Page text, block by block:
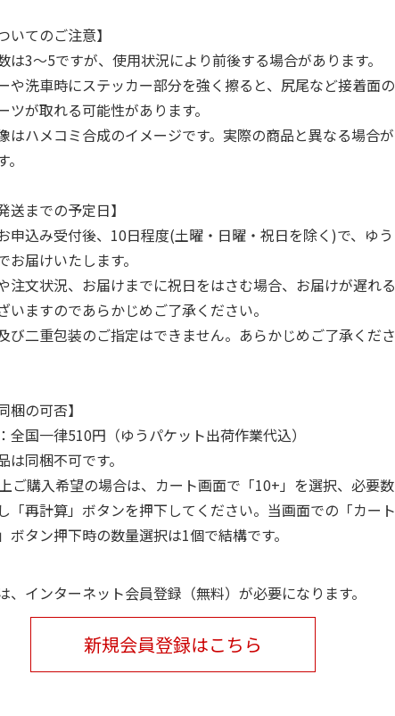
いてのご注意】
は3～5ですが、使用状況により前後する場合があります。
や洗車時にステッカー部分を強く擦ると、尻尾など接着面の
ツが取れる可能性があります。
はハメコミ合成のイメージです。実際の商品と異なる場合が
送までの予定日】
申込み受付後、10日程度(土曜・日曜・祝日を除く)で、ゆう
お届けいたします。
文状況、お届けまでに祝日をはさむ場合、お届けが遅れる
いますのであらかじめご了承ください。
び二重包装のご指定はできません。あらかじめご了承くださ
梱の可否】
全国一律510円（ゆうパケット出荷作業代込）
は同梱不可です。
ご購入希望の場合は、カート画面で「10+」を選択、必要数
「再計算」ボタンを押下してください。当画面での「カート
ボタン押下時の数量選択は1個で結構です。
、インターネット会員登録（無料）が必要になります。
新規会員登録はこちら